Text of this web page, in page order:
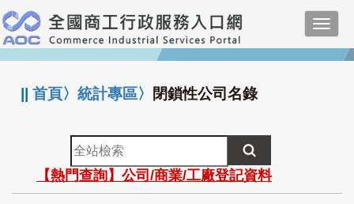
跳
到
主
要
:::
||首頁〉統計專區〉 閉鎖性公司名錄
全
站
檢
索
【熱門查詢】公司/商業/工廠登記資料